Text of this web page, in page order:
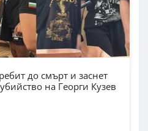
до смърт и заснет
на Георги Кузев